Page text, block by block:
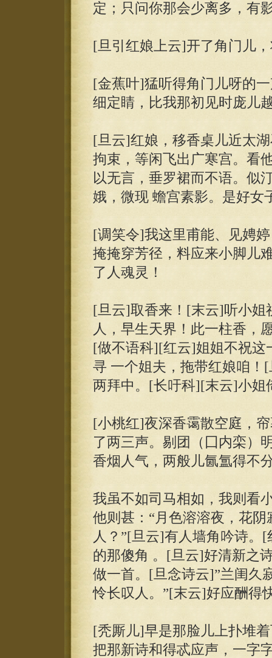
定；只问你那会少离多，有
[旦引红娘上云]开了角门儿
[金蕉叶]猛听得角门儿呀的
细定睛，比我那初见时庞儿
[旦云]红娘，移香桌儿近太
拘束，等闲飞出广寒宫。看
以无言，垂罗裙而不语。似
娥，微现 蟾宫素影。是好女
[调笑令]我这里甫能、见娉
掩掩穿芳径，料应来小脚儿
了人魂灵！
[旦云]取香来！[末云]听小姐
人，早生天界！此一柱香，
[做不语科][红云]姐姐不祝这
寻 一个姐夫，拖带红娘咱！
两拜中。[长吁科][末云]小姐
[小桃红]夜深香霭散空庭，
了两三声。剔团（囗内栾）
香烟人气，两般儿氤氲得不
我虽不如司马相如，我则看
他则甚：“月色溶溶夜，花
人？”[旦云]有人墙角吟诗。
的那傻角 。[旦云]好清新之
做一首。[旦念诗云]”兰闺久
怜长叹人。”[末云]好应酬得
[秃厮儿]早是那脸儿上扑堆
把那新诗和得忒应声，一字